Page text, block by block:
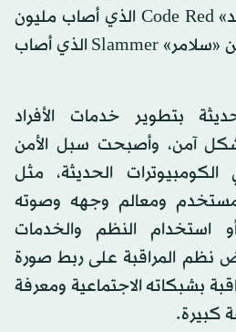
مليار دولار من «كود ريد» Code Red الذي أصاب مليون
جهاز، و1,2 مليار دولار من «سلامر» Slammer الذي أصاب
بتطوير خدمات الأفراد
آمن، وأصبحت سبل الأمن
الحديثة، مثل
ومعالم وجهه وصوته
استخدام النظم والخدمات
نظم المراقبة على ربط صورة
بشبكاته الاجتماعية ومعرفة
كبيرة.